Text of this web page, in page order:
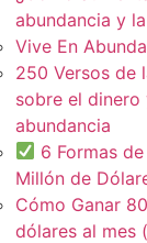
abundancia y
Vive En
250 Versos de
sobre el dinero
abundancia
6 Formas
Millón de
Cómo Ganar
dólares al mes